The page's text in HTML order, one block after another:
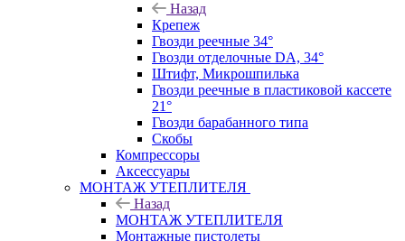
Назад
Крепеж
Гвозди реечные 34°
Гвозди отделочные DA, 34°
Штифт, Микрошпилька
Гвозди реечные в пластиковой кассете
21°
Гвозди барабанного типа
Скобы
Компрессоры
Аксессуары
МОНТАЖ УТЕПЛИТЕЛЯ
Назад
МОНТАЖ УТЕПЛИТЕЛЯ
Монтажные пистолеты